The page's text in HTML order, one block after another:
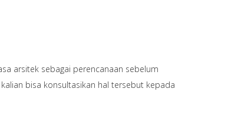
arsitek sebagai perencanaan sebelum
bisa konsultasikan hal tersebut kepada